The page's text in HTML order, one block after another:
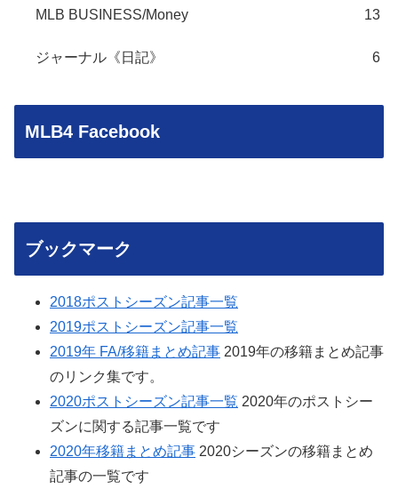
MLB BUSINESS/Money 13
ジャーナル《日記》 6
MLB4 Facebook
ブックマーク
2018ポストシーズン記事一覧
2019ポストシーズン記事一覧
2019年 FA/移籍まとめ記事 2019年の移籍まとめ記事
のリンク集です。
2020ポストシーズン記事一覧 2020年のポストシー
ズンに関する記事一覧です
2020年移籍まとめ記事 2020シーズンの移籍まとめ
記事の一覧です